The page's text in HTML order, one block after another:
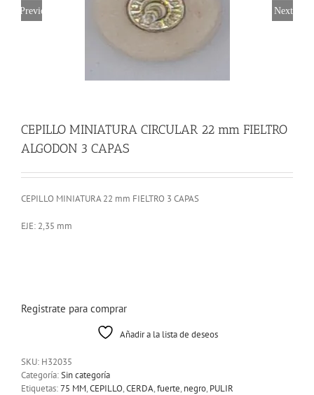
Previous Next
CEPILLO MINIATURA CIRCULAR 22 mm FIELTRO
ALGODON 3 CAPAS
CEPILLO MINIATURA 22 mm FIELTRO 3 CAPAS
EJE: 2,35 mm
Registrate para comprar
Añadir a la lista de deseos
SKU: H32035
Categoría:Sin categoría
Etiquetas:75 MM,CEPILLO,CERDA,fuerte, negro, PULIR